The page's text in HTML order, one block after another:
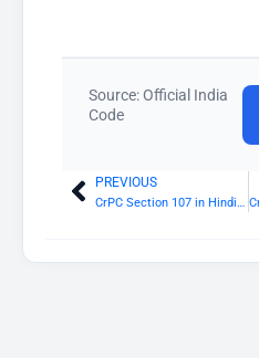
Source: Official India
Code
Prev
PREVIOUS
CrPC Section 107 in Hindi: अन्य मामलों में शांति बनाए रखने के लिए प्रतिभूति